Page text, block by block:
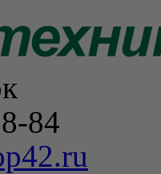
84